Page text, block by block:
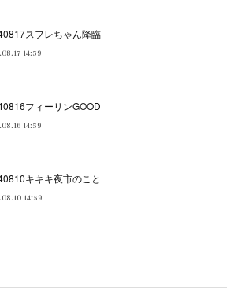
スフレちゃん降臨
14:59
フィーリンGOOD
14:59
キキキ夜市のこと
14:59